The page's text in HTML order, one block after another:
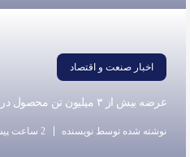
اخبار صنعت و اقتصاد
عرضه بیش از ۳ میلیون تن محصول در تالارهای مختلف بورس کالا
نوشته شده توسط نویسنده 2 ساعت پیش
می‌توانید
صفحه
را